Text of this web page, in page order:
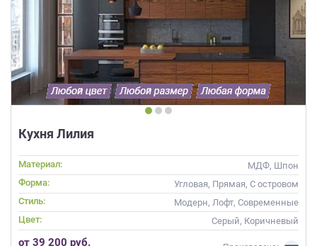
Кухня Лилия
Материал:
МДФ, Шпон
Форма:
Угловая, Прямая, С островом
Стиль:
Модерн, Лофт, Современные
Цвет:
Серый, Коричневый
от 39 200 руб.